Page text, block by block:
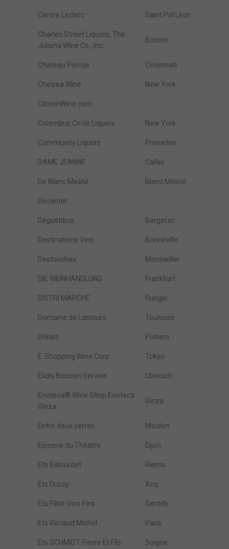
Centre Leclerc Saint Pol Léon
Charles Street Liquors, The
Juliana Wine Co., Inc.
Boston
Chateau Pomije Cincinnati
Chelsea Wine New York
ClintonWine.com
Colombus Circle Liquors New York
Community Liquors Princeton
DAME JEANNE Callas
De Blanc Mesnil Blanc Mesnil
Decanter
Dégustibus Bergerac
Destinations Vins Bonneville
Destouches Monswiller
DIE WEINHANDLUNG Frankfurt
DISTRI MARCHE Rungis
Domaine de Lastours Toulouse
Drinkit Poitiers
E-Shopping Wine Corp. Tokyo
Elidis Boisson Service Uberach
Enoteca® Wine Shop Enoteca
Ginza
Ginza
Entre deux verres Moulon
Epicerie du Théâtre Dijon
Ets Balourdet Reims
Ets Dussy Acq
Ets Fillot-Vins Fins Gentilly
Ets Renaud Michel Paris
Ets SCHMIDT Pierre Et Fils Solgne